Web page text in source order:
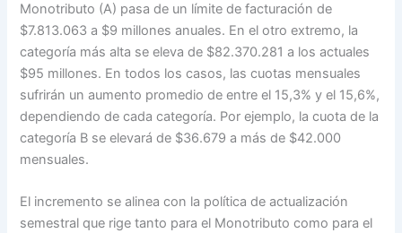
Monotributo (A) pasa de un límite de facturación de
$7.813.063 a $9 millones anuales. En el otro extremo, la
categoría más alta se eleva de $82.370.281 a los actuales
$95 millones. En todos los casos, las cuotas mensuales
sufrirán un aumento promedio de entre el 15,3% y el 15,6%,
dependiendo de cada categoría. Por ejemplo, la cuota de la
categoría B se elevará de $36.679 a más de $42.000
mensuales.
El incremento se alinea con la política de actualización
semestral que rige tanto para el Monotributo como para el